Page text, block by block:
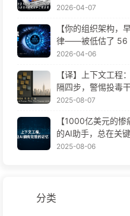
2026-04-07
【你的组织架构，
律——被低估了 56
程变革——慢慢学
2026-04-06
【译】上下文工程
隔四步，警惕投毒
慢慢学AI170
2025-08-07
【1000亿美元的
的AI助手，总在关
现90%性能提升？
2025-08-06
分类